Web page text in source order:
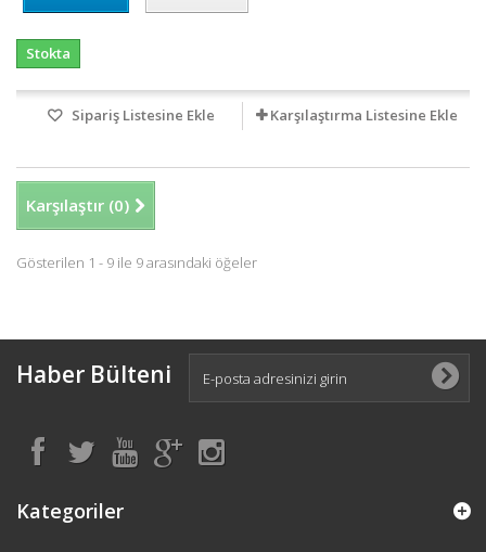
Stokta
Sipariş Listesine Ekle Karşılaştırma Listesine Ekle
Karşılaştır (0)
Gösterilen 1 - 9 ile 9 arasındaki öğeler
Haber Bülteni
Kategoriler